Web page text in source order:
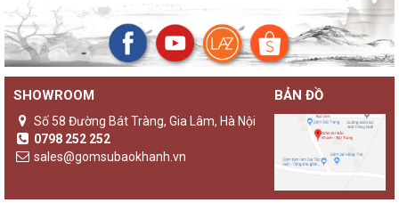
SHOWROOM
Số 58 Đường Bát Tràng, Gia Lâm, Hà Nội
0798 252 252
sales@gomsubaokhanh.vn
BẢN ĐỒ